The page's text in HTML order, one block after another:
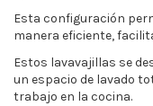
Esta configuración
manera eficiente,
Estos lavavajillas se
un espacio de lavado
trabajo en la cocina.